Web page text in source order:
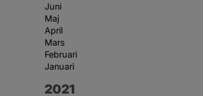
Juni
Maj
April
Mars
Februari
Januari
År:
2021